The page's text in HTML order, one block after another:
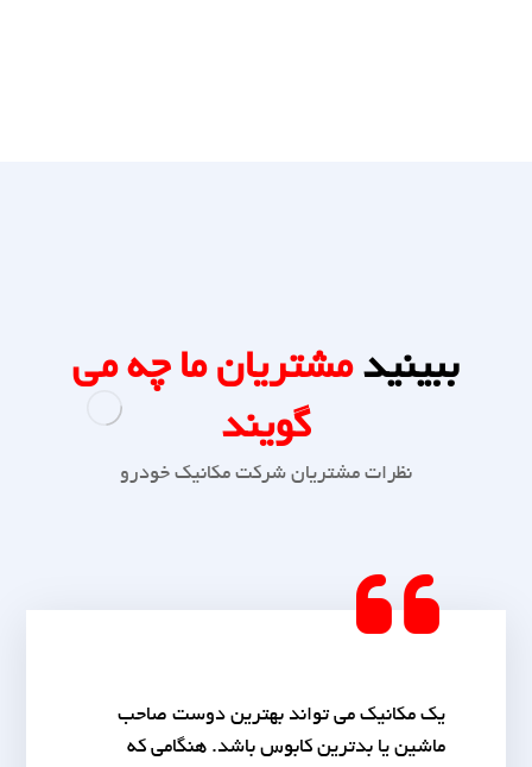
ببینیدمشتریان ما چه می
گویند
نظرات مشتریان شرکت مکانیک خودرو
یک مکانیک می تواند بهترین دوست صاحب
ماشین یا بدترین کابوس باشد. هنگامی که